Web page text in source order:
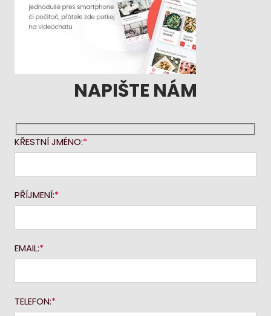
NAPIŠTE NÁM
KŘESTNÍ JMÉNO:
PŘÍJMENÍ:
EMAIL:
TELEFON: